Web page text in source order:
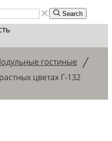
Search
гостиные /
цветах Г-132